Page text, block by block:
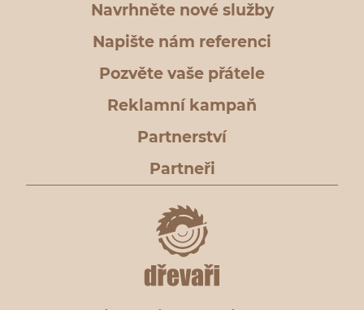
Navrhněte nové služby
Napište nám referenci
Pozvěte vaše přátele
Reklamní kampaň
Partnerství
Partneři